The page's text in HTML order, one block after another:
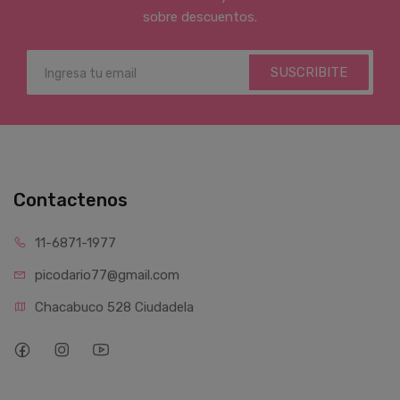
sobre descuentos.
SUSCRIBITE
Contactenos
11-6871-1977
picodario77@gmail.com
Chacabuco 528 Ciudadela